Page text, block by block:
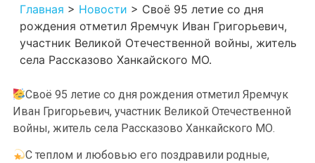
Главная > Новости > Своё 95 летие со дня
рождения отметил Яремчук Иван Григорьевич,
участник Великой Отечественной войны, житель
села Рассказово Ханкайского МО.
Своё 95 летие со дня рождения отметил Яремчук
Иван Григорьевич, участник Великой Отечественной
войны, житель села Рассказово Ханкайского МО.
С теплом и любовью его поздравили родные,